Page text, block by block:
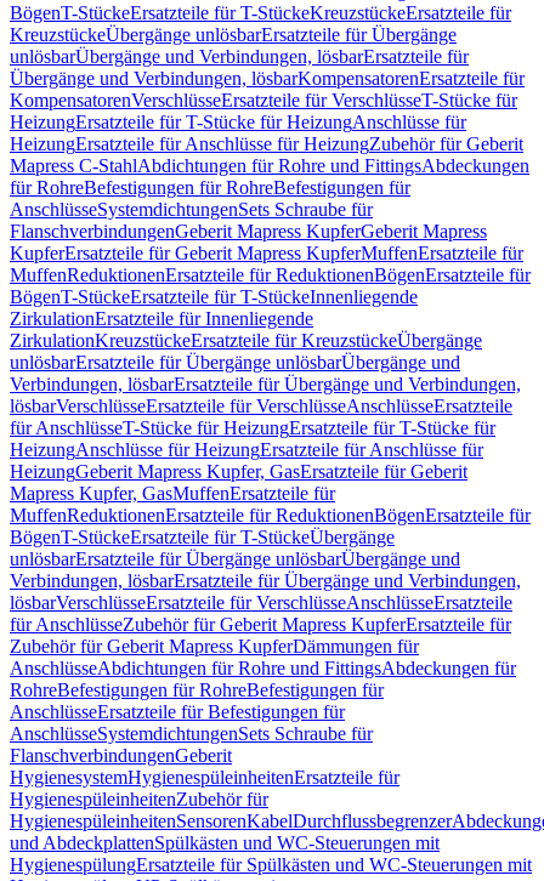
BögenT-StückeErsatzteile für T-StückeKreuzstückeErsatzteile für
KreuzstückeÜbergänge unlösbarErsatzteile für Übergänge
unlösbarÜbergänge und Verbindungen, lösbarErsatzteile für
Übergänge und Verbindungen, lösbarKompensatorenErsatzteile für
KompensatorenVerschlüsseErsatzteile für VerschlüsseT-Stücke für
HeizungErsatzteile für T-Stücke für HeizungAnschlüsse für
HeizungErsatzteile für Anschlüsse für HeizungZubehör für Geberit
Mapress C-StahlAbdichtungen für Rohre und FittingsAbdeckungen
für RohreBefestigungen für RohreBefestigungen für
AnschlüsseSystemdichtungenSets Schraube für
FlanschverbindungenGeberit Mapress KupferGeberit Mapress
KupferErsatzteile für Geberit Mapress KupferMuffenErsatzteile für
MuffenReduktionenErsatzteile für ReduktionenBögenErsatzteile für
BögenT-StückeErsatzteile für T-StückeInnenliegende
ZirkulationErsatzteile für Innenliegende
ZirkulationKreuzstückeErsatzteile für KreuzstückeÜbergänge
unlösbarErsatzteile für Übergänge unlösbarÜbergänge und
Verbindungen, lösbarErsatzteile für Übergänge und Verbindungen,
lösbarVerschlüsseErsatzteile für VerschlüsseAnschlüsseErsatzteile
für AnschlüsseT-Stücke für HeizungErsatzteile für T-Stücke für
HeizungAnschlüsse für HeizungErsatzteile für Anschlüsse für
HeizungGeberit Mapress Kupfer, GasErsatzteile für Geberit
Mapress Kupfer, GasMuffenErsatzteile für
MuffenReduktionenErsatzteile für ReduktionenBögenErsatzteile für
BögenT-StückeErsatzteile für T-StückeÜbergänge
unlösbarErsatzteile für Übergänge unlösbarÜbergänge und
Verbindungen, lösbarErsatzteile für Übergänge und Verbindungen,
lösbarVerschlüsseErsatzteile für VerschlüsseAnschlüsseErsatzteile
für AnschlüsseZubehör für Geberit Mapress KupferErsatzteile für
Zubehör für Geberit Mapress KupferDämmungen für
AnschlüsseAbdichtungen für Rohre und FittingsAbdeckungen für
RohreBefestigungen für RohreBefestigungen für
AnschlüsseErsatzteile für Befestigungen für
AnschlüsseSystemdichtungenSets Schraube für
FlanschverbindungenGeberit
HygienesystemHygienespüleinheitenErsatzteile für
HygienespüleinheitenZubehör für
HygienespüleinheitenSensorenKabelDurchflussbegrenzer
und AbdeckplattenSpülkästen und WC-Steuerungen mit
HygienespülungErsatzteile für Spülkästen und WC-Steuerungen mit